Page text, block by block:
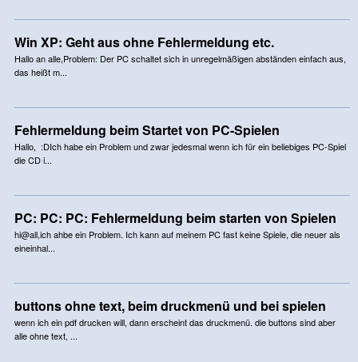
Win XP: Geht aus ohne Fehlermeldung etc.
Hallo an alle,Problem: Der PC schaltet sich in unregelmäßigen abständen einfach aus,
das heißt m...
Fehlermeldung beim Startet von PC-Spielen
Hallo, :DIch habe ein Problem und zwar jedesmal wenn ich für ein beliebiges PC-Spiel
die CD i...
PC: PC: PC: Fehlermeldung beim starten von Spielen
hi@all,ich ahbe ein Problem. Ich kann auf meinem PC fast keine Spiele, die neuer als
eineinhal...
buttons ohne text, beim druckmenü und bei spielen
wenn ich ein pdf drucken will, dann erscheint das druckmenü. die buttons sind aber
alle ohne text, ...